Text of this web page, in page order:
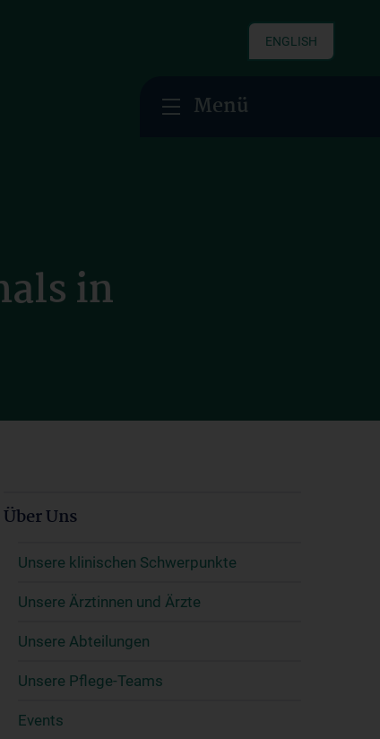
ENGLISH
Menü
in
Über Uns
Unsere klinischen Schwerpunkte
Unsere Ärztinnen und Ärzte
Unsere Abteilungen
Unsere Pflege-Teams
Events